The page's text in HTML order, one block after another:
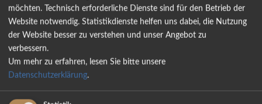
möchten. Technisch erforderliche Dienste sind für den Betrieb der
Website notwendig. Statistikdienste helfen uns dabei, die Nutzung
der Website besser zu verstehen und unser Angebot zu
verbessern.
Um mehr zu erfahren, lesen Sie bitte unsere
Datenschutzerklärung.